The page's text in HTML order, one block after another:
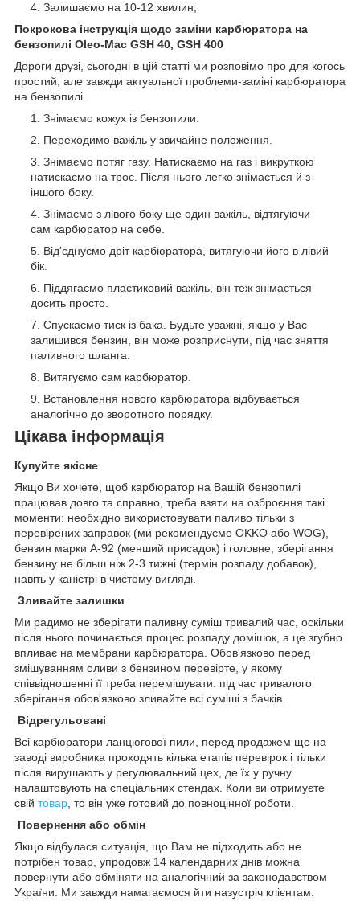
Залишаємо на 10-12 хвилин;
Покрокова інструкція щодо заміни карбюратора на
бензопилі Oleo-Mac GSH 40, GSH 400
Дороги друзі, сьогодні в цій статті ми розповімо про для когось
простий, але завжди актуальної проблеми-заміні карбюратора
на бензопилі.
Знімаємо кожух із бензопили.
Переходимо важіль у звичайне положення.
Знімаємо потяг газу. Натискаємо на газ і викруткою
натискаємо на трос. Після нього легко знімається й з
іншого боку.
Знімаємо з лівого боку ще один важіль, відтягуючи
сам карбюратор на себе.
Від'єднуємо дріт карбюратора, витягуючи його в лівий
бік.
Піддягаємо пластиковий важіль, він теж знімається
досить просто.
Спускаємо тиск із бака. Будьте уважні, якщо у Вас
залишився бензин, він може розприснути, під час зняття
паливного шланга.
Витягуємо сам карбюратор.
Встановлення нового карбюратора відбувається
аналогічно до зворотного порядку.
Цікава інформація
Купуйте якісне
Якщо Ви хочете, щоб карбюратор на Вашій бензопилі
працював довго та справно, треба взяти на озброєння такі
моменти: необхідно використовувати паливо тільки з
перевірених заправок (ми рекомендуємо OKKO або WOG),
бензин марки А-92 (менший присадок) і головне, зберігання
бензину не більш ніж 2-3 тижні (термін розпаду добавок),
навіть у каністрі в чистому вигляді.
Зливайте залишки
Ми радимо не зберігати паливну суміш тривалий час, оскільки
після нього починається процес розпаду домішок, а це згубно
впливає на мембрани карбюратора. Обов'язково перед
змішуванням оливи з бензином перевірте, у якому
співвідношенні її треба перемішувати. під час тривалого
зберігання обов'язково зливайте всі суміші з бачків.
Відрегульовані
Всі карбюратори ланцюгової пили, перед продажем ще на
заводі виробника проходять кілька етапів перевірок і тільки
після вирушають у регулювальний цех, де їх у ручну
налаштовують на спеціальних стендах. Коли ви отримуєте
свій товар , то він уже готовий до повноцінної роботи.
Повернення або обмін
Якщо відбулася ситуація, що Вам не підходить або не
потрібен товар, упродовж 14 календарних днів можна
повернути або обміняти на аналогічний за законодавством
України. Ми завжди намагаємося йти назустріч клієнтам.